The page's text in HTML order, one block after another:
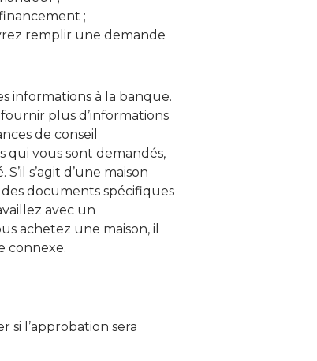
;
remplir une demande
informations à la banque.
plus d’informations
de conseil
qui vous sont demandés,
s’agit d’une maison
documents spécifiques
avec un
achetez une maison, il
connexe.
l’approbation sera